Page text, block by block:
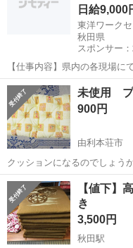
日給9,000
東洋ワーク
秋田県
スポンサー
【仕事内容】県内の各現場
誘導 一般車両の誘導 工事車
ことは特にありません 土日
能なので 無理なく働けますよ...
アルバイト・パート / 契約
未使用
900円
由利本荘市
クッションになるのでしょうか。 写真でご判断ください。 引き
お願いいたします。値引き不
秋田 由利本荘市 ファ
【値下
き
3,500円
秋田駅